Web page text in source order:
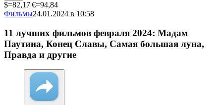
$=82,17|€=94,84
Фильмы24.01.2024 в 10:58
11 лучших фильмов февраля 2024: Мадам
Паутина, Конец Славы, Самая большая луна,
Правда и другие